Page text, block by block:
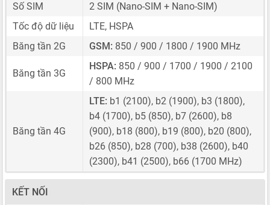
Số SIM
2 SIM (Nano-SIM + Nano-SIM)
Tốc độ dữ liệu
LTE, HSPA
Băng tần 2G
GSM: 850 / 900 / 1800 / 1900 MHz
Băng tần 3G
HSPA: 850 / 900 / 1700 / 1900 / 2100
/ 800 MHz
Băng tần 4G
LTE: b1 (2100), b2 (1900), b3 (1800),
b4 (1700), b5 (850), b7 (2600), b8
(900), b18 (800), b19 (800), b20 (800),
b26 (850), b28 (700), b38 (2600), b40
(2300), b41 (2500), b66 (1700 MHz)
KẾT NỐI